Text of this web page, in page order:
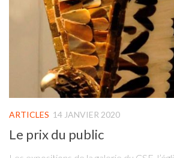
ARTICLES 14 JANVIER 2020
Le prix du public